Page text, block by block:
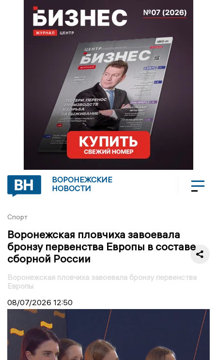
ВОРОНЕЖСКИЕ
НОВОСТИ
Спорт
Воронежская пловчиха завоевала
бронзу первенства Европы в составе
сборной России
Воронежская пловчиха завоевала бронзу первенства
Европы
08/07/2026 12:50